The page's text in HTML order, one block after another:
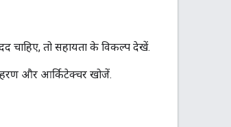
तो सहायता के विकल्प देखें.
और आर्किटेक्चर खोजें.